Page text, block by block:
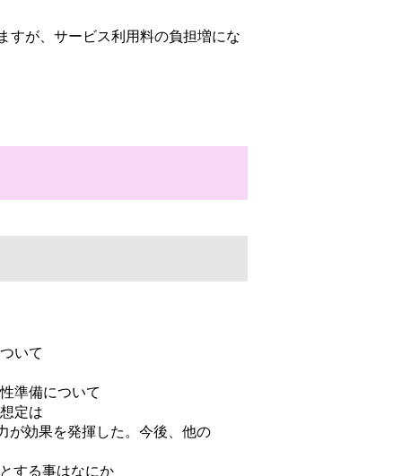
すが、サービス利用料の負担増にな
いて
準備について
定は
が効果を発揮した。今後、他の
する事はなにか